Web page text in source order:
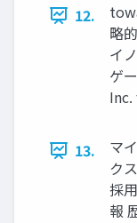
12.
略
イ
ゲ
13.
マ
ク
採
報